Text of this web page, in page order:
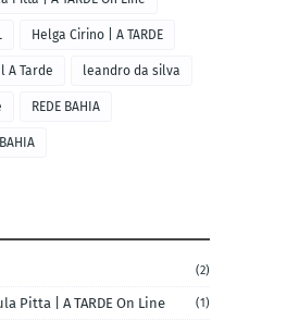
Helga Cirino | A TARDE
A Tarde leandro da silva
REDE BAHIA
(2)
Pitta | A TARDE On Line (1)